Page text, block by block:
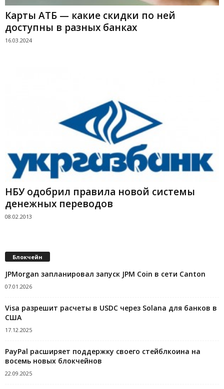
Карты АТБ — какие скидки по ней
доступны в разных банках
16.03.2024
НБУ одобрил правила новой системы
денежных переводов
08.02.2013
Блокчейн
JPMorgan запланировал запуск JPM Coin в сети Canton
07.01.2026
Visa разрешит расчеты в USDC через Solana для банков в
США
17.12.2025
PayPal расширяет поддержку своего стейблкоина на
восемь новых блокчейнов
22.09.2025